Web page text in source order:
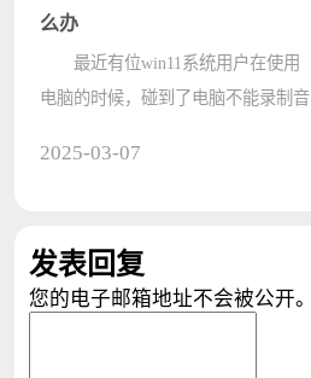
标变????
么办
最近有位win11系统用户在使用
电脑的时候，碰到了电脑不能录制音
不能录????
2025-03-07
发表回复
您的电子邮箱地址不会被公开。